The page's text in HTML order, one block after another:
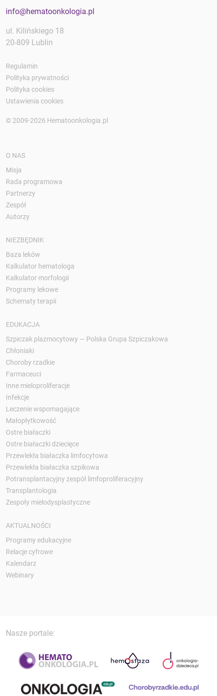
info@hematoonkologia.pl
ul. Kilińskiego 18
20-809 Lublin
Regulamin
Polityka prywatności
Polityka cookies
Ustawienia cookies
© 2009-2026 Hematoonkologia.pl
O NAS
Misja
Rada programowa
Partnerzy
Zespół
Autorzy
NIEZBĘDNIK
Baza leków
Kalkulator hematologa
Kalkulator morfologii
Programy lekowe
Schematy terapii
EDUKACJA
Szpiczak plazmocytowy — Polska Grupa Szpiczakowa
Chłoniaki
Choroby rzadkie
Farmaceuci
Inne mieloproliferacje
Infekcje
Leczenie wspomagające
Małopłytkowość
Ostre białaczki
Ostre białaczki dziecięce
Przewlekła białaczka limfocytowa
Przewlekła białaczka szpikowa
Potransplantacyjny zespół limfoproliferacyjny
Transplantologia
Zespoły mielodysplastyczne
AKTUALNOŚCI
Programy edukacyjne
Relacje cyfrowe
Kalendarz
Webinary
Nasze portale: